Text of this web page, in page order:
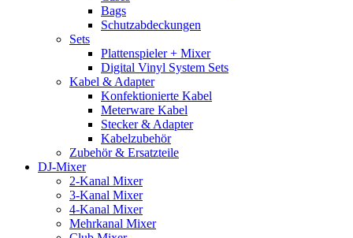
Bags
Schutzabdeckungen
Sets
Plattenspieler + Mixer
Digital Vinyl System Sets
Kabel & Adapter
Konfektionierte Kabel
Meterware Kabel
Stecker & Adapter
Kabelzubehör
Zubehör & Ersatzteile
DJ-Mixer
2-Kanal Mixer
3-Kanal Mixer
4-Kanal Mixer
Mehrkanal Mixer